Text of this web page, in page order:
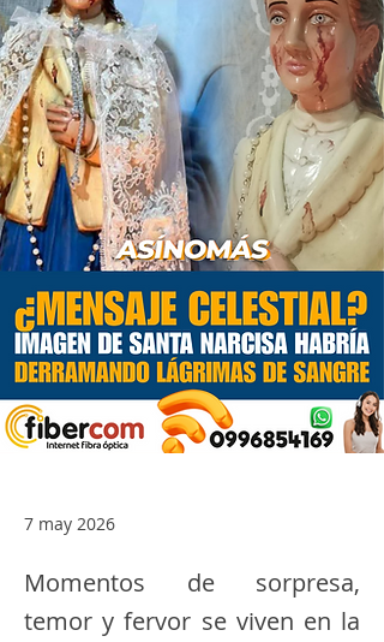
7 may 2026
Momentos de sorpresa,
temor y fervor se viven en la